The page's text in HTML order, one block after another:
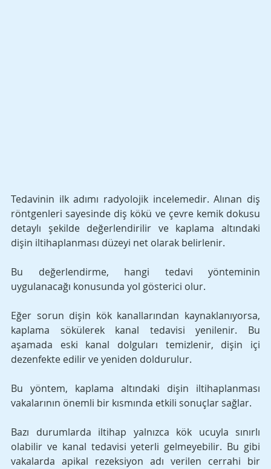
Tedavinin ilk adımı radyolojik incelemedir. Alınan diş
röntgenleri sayesinde diş kökü ve çevre kemik dokusu
detaylı şekilde değerlendirilir ve kaplama altındaki
dişin iltihaplanması düzeyi net olarak belirlenir.
Bu değerlendirme, hangi tedavi yönteminin
uygulanacağı konusunda yol gösterici olur.
Eğer sorun dişin kök kanallarından kaynaklanıyorsa,
kaplama sökülerek kanal tedavisi yenilenir. Bu
aşamada eski kanal dolguları temizlenir, dişin içi
dezenfekte edilir ve yeniden doldurulur.
Bu yöntem, kaplama altındaki dişin iltihaplanması
vakalarının önemli bir kısmında etkili sonuçlar sağlar.
Bazı durumlarda iltihap yalnızca kök ucuyla sınırlı
olabilir ve kanal tedavisi yeterli gelmeyebilir. Bu gibi
vakalarda apikal rezeksiyon adı verilen cerrahi bir